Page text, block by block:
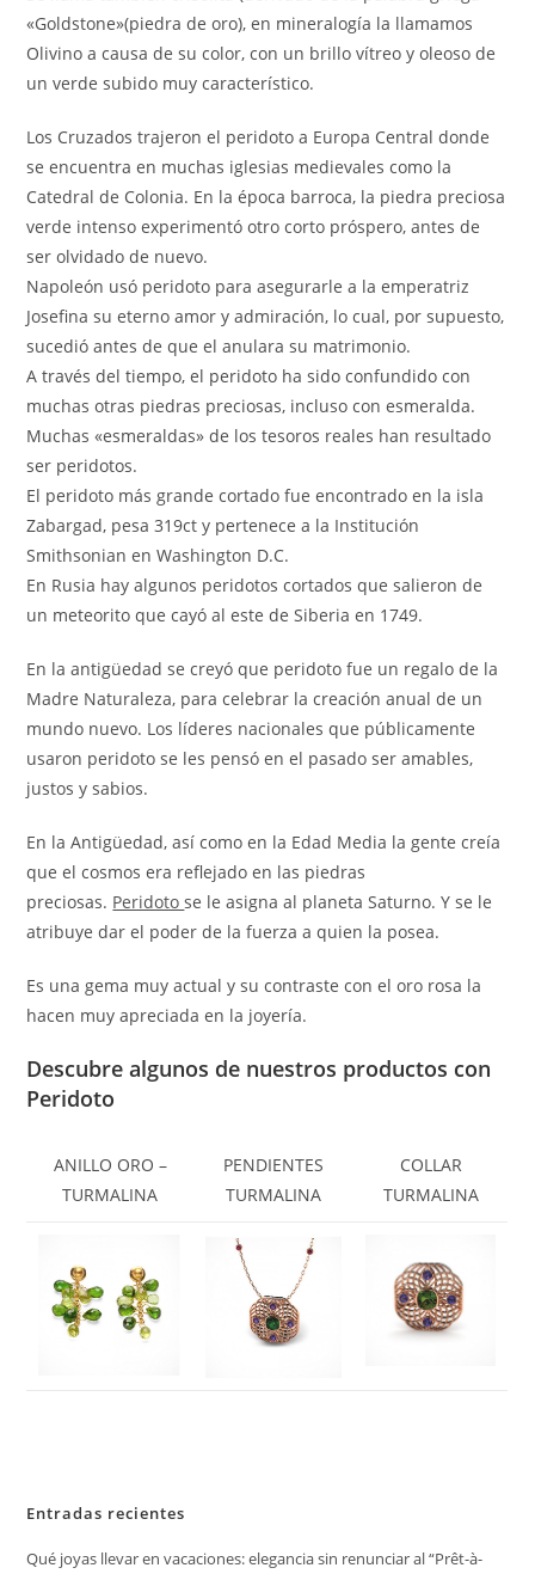
«Goldstone»(piedra de oro), en mineralogía la llamamos
Olivino a causa de su color, con un brillo vítreo y oleoso de
un verde subido muy característico.
Los Cruzados trajeron el peridoto a Europa Central donde
se encuentra en muchas iglesias medievales como la
Catedral de Colonia. En la época barroca, la piedra preciosa
verde intenso experimentó otro corto próspero, antes de
ser olvidado de nuevo.
Napoleón usó peridoto para asegurarle a la emperatriz
Josefina su eterno amor y admiración, lo cual, por supuesto,
sucedió antes de que el anulara su matrimonio.
A través del tiempo, el peridoto ha sido confundido con
muchas otras piedras preciosas, incluso con esmeralda.
Muchas «esmeraldas» de los tesoros reales han resultado
ser peridotos.
El peridoto más grande cortado fue encontrado en la isla
Zabargad, pesa 319ct y pertenece a la Institución
Smithsonian en Washington D.C.
En Rusia hay algunos peridotos cortados que salieron de
un meteorito que cayó al este de Siberia en 1749.
En la antigüedad se creyó que peridoto fue un regalo de la
Madre Naturaleza, para celebrar la creación anual de un
mundo nuevo. Los líderes nacionales que públicamente
usaron peridoto se les pensó en el pasado ser amables,
justos y sabios.
En la Antigüedad, así como en la Edad Media la gente creía
que el cosmos era reflejado en las piedras
preciosas. Peridotose le asigna al planeta Saturno. Y se le
atribuye dar el poder de la fuerza a quien la posea.
Es una gema muy actual y su contraste con el oro rosa la
hacen muy apreciada en la joyería.
Descubre algunos de nuestros productos con
Peridoto
ANILLO ORO –
TURMALINA
PENDIENTES
TURMALINA
COLLAR
TURMALINA
Entradas recientes
Qué joyas llevar en vacaciones: elegancia sin renunciar al “Prêt-à-